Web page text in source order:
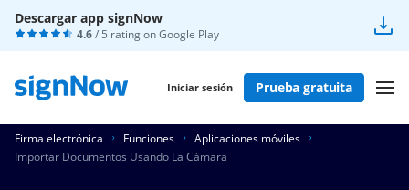
Descargar app signNow
4.6/ 5 rating onGoogle Play
Iniciar sesión Prueba gratuita
Firma electrónica Funciones
Aplicaciones móviles
Importar Documentos Usando La Cámara